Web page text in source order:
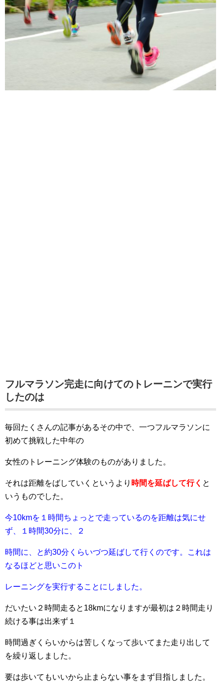
フルマラソン完走に向けてのトレーニンで実行
したのは
毎回たくさんの記事があるその中で、一つフルマラソンに
初めて挑戦した中年の
女性のトレーニング体験のものがありました。
それは距離をばしていくというより 時間を延ばして行く と
いうものでした。
今10kmを１時間ちょっとで走っているのを距離は気にせ
ず、１時間30分に、２
時間に、と約30分くらいづつ延ばして行くのです。これは
なるほどと思いこのト
レーニングを実行すること にしました。
だいたい２時間走ると18kmになりますが最初は２時間走り
続ける事は出来ず１
時間過ぎくらいからは苦しくなって歩いてまた走り出して
を繰り返しました。
要は歩いてもいいから止まらない事をまず目指しました。